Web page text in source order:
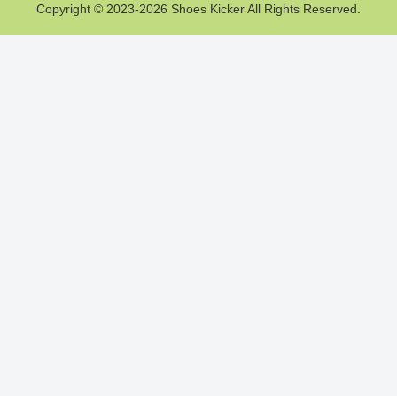
Copyright © 2023-2026 Shoes Kicker All Rights Reserved.